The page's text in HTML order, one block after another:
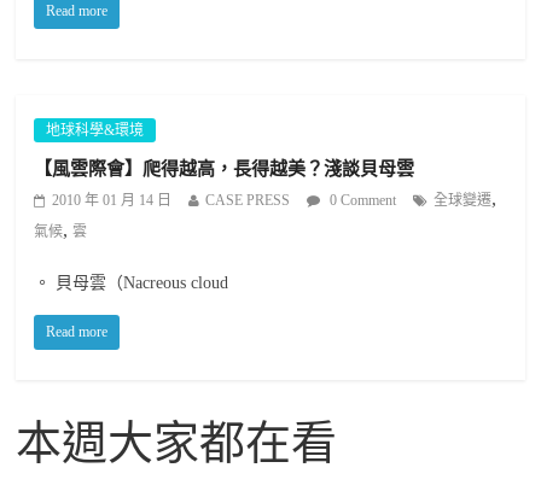
Read more
地球科學&環境
【風雲際會】爬得越高，長得越美？淺談貝母雲
2010 年 01 月 14 日 CASE PRESS 0 Comment 全球變遷,
氣候,雲
。 貝母雲（Nacreous cloud
Read more
本週大家都在看